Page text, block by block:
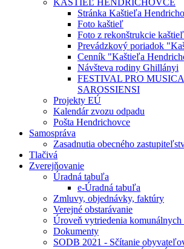
KAŠTIEĽ HENDRICHOVCE
Stránka Kaštieľa
Foto kaštieľ
Foto z rekonštrukcie
Prevádzkový poriadok
Cenník "Kaštieľa
Návšteva rodiny Ghillányi
FESTIVAL PRO
SAROSSIENSI
Projekty EÚ
Kalendár zvozu odpadu
Pošta Hendrichovce
Samospráva
Zasadnutia obecného
Tlačivá
Zverejňovanie
Úradná tabuľa
e-Úradná tabuľa
Zmluvy, objednávky, faktúry
Verejné obstarávanie
Úroveň vytriedenia komunálnych
Dokumenty
SODB 2021 - Sčítanie